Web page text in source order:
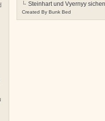
Steinhart und Vyernyy
Created By Bunk Bed